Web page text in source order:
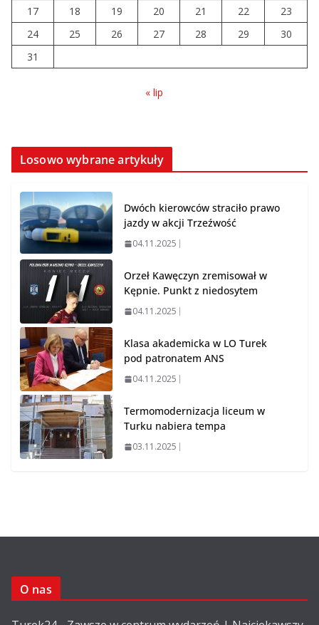
Brylant dla Turku? 255. miejsce
trudno uznać za sukces
17
18 19 20 21 22
23
24
25 26 27 28 29
30
31
« lip
Losowo wybrane artykuły
Dwóch kierowców straciło prawo
jazdy w akcji Trzeźwość
04.11.2025
Orzeł Kawęczyn zremisował w
Kępnie. Punkt z niedosytem
04.11.2025
Klasa akademicka w LO Turek
pod patronatem ANS
04.11.2025
Termomodernizacja liceum w
Turku nabiera tempa
03.11.2025
O nas